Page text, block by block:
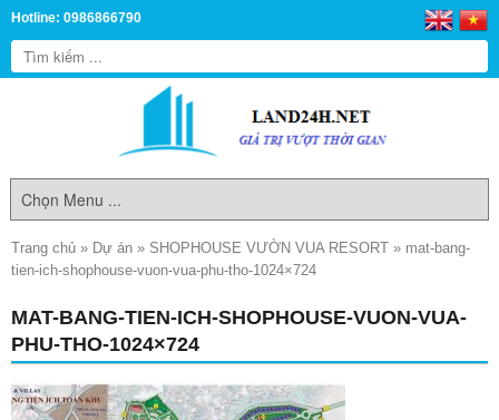
Hotline: 0986866790
Trang chủ » Dự án » SHOPHOUSE VƯỜN VUA RESORT » mat-bang-
tien-ich-shophouse-vuon-vua-phu-tho-1024×724
MAT-BANG-TIEN-ICH-SHOPHOUSE-VUON-VUA-
PHU-THO-1024×724